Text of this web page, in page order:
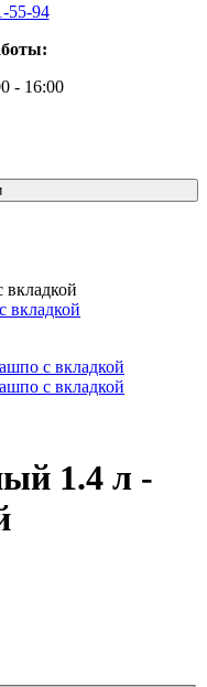
55-94
- 16:00
1.4 л -